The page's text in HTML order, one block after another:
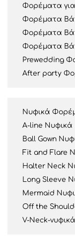
Φορέματα για
Φορέματα
Φορέματα
Φορέματα
Prewedding
After party
Νυφικά
A-line Νυφικά
Ball Gown
Fit and Flare
Halter Neck
Long Sleeve
Mermaid
Off the
V-Neck-νυφικά